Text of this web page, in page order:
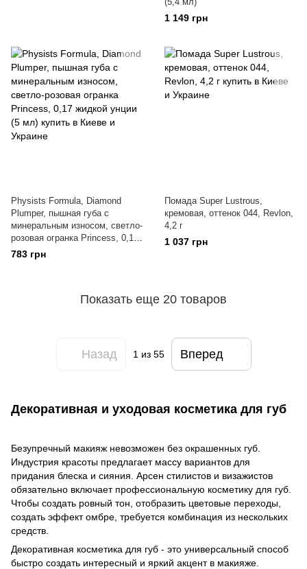
1 149 грн
Physists Formula, Diamond
Plumper, пышная губа с
минеральным износом, светло-
розовая огранка Princess, 0,17
жидкой унции (5 мл)
783 грн
Помада Super Lustrous,
кремовая, оттенок 044, Revlon,
4,2 г
1 037 грн
Показать еще 20 товаров
Назад 1 из 55 Вперед
Декоративная и уходовая косметика для губ
Безупречный макияж невозможен без окрашенных губ.
Индустрия красоты предлагает массу вариантов для
придания блеска и сияния. Арсен стилистов и визажистов
обязательно включает профессиональную косметику для губ.
Чтобы создать ровный тон, отобразить цветовые переходы,
создать эффект омбре, требуется комбинация из нескольких
средств.
Декоративная косметика для губ - это универсальный способ
быстро создать интересный и яркий акцент в макияже.